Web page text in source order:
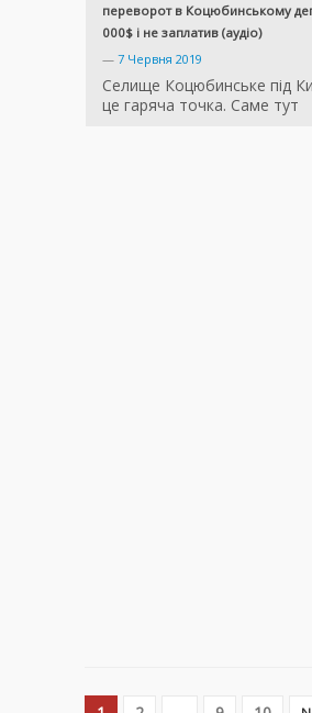
переворот в Коцюбинському
000$ і не заплатив (аудіо)
— 7 Червня 2019
Селище Коцюбинське під
це гаряча точка. Саме тут